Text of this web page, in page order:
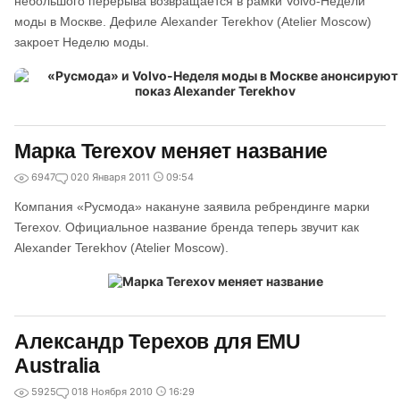
моды в Москве. Дефиле Alexander Terekhov (Atelier Moscow)
закроет Неделю моды.
Марка Terexov меняет название
6947 020 Января 2011 09:54
Компания «Русмода» накануне заявила ребрендинге марки
Terexov. Официальное название бренда теперь звучит как
Alexander Terekhov (Atelier Moscow).
Александр Терехов для EMU
Australia
5925 018 Ноября 2010 16:29